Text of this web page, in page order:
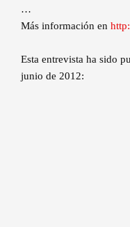
…
Más información en
Esta entrevista ha sido
junio de 2012: